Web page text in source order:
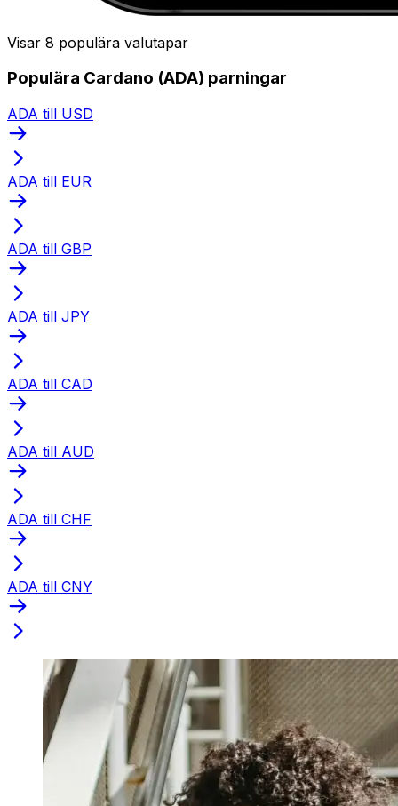
Visar 8 populära valutapar
Populära Cardano (ADA) parningar
ADA till USD
ADA till EUR
ADA till GBP
ADA till JPY
ADA till CAD
ADA till AUD
ADA till CHF
ADA till CNY